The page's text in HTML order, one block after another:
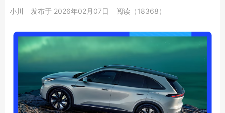
小川 发布于 2026年02月07日 阅读（18368）